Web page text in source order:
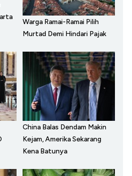
Warga Ramai-Ramai Pilih
Murtad Demi Hindari Pajak
China Balas Dendam Makin
Kejam, Amerika Sekarang
Kena Batunya